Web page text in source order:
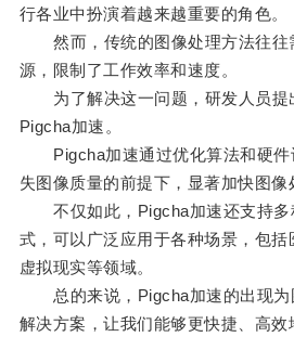
行各业中扮演着越来越重要的角色。
然而，传统的图像处理方法往往
源，限制了工作效率和速度。
为了解决这一问题，研发人员
Pigcha加速。
Pigcha加速通过优化算法和硬件
失图像质量的前提下，显著加快图像
不仅如此，Pigcha加速还支持多
式，可以广泛应用于各种场景，包括
虚拟现实等领域。
总的来说，Pigcha加速的出现为
解决方案，让我们能够更快捷、高